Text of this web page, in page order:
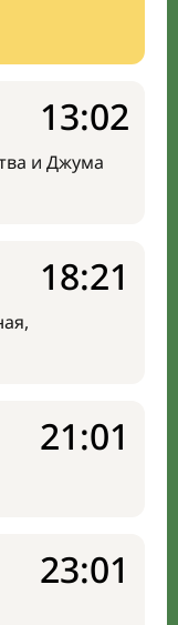
и Джума
13:02
18:21
21:01
23:01